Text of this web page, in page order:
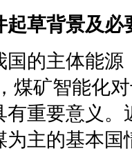
草背景及必
主体能源
煤矿智能化
有重要意义
为主的基本